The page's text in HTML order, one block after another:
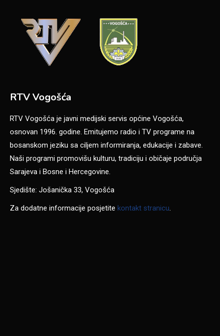
RTV Vogošća
RTV Vogošća je javni medijski servis općine Vogošća,
osnovan 1996. godine. Emitujemo radio i TV programe na
bosanskom jeziku sa ciljem informiranja, edukacije i zabave.
Naši programi promovišu kulturu, tradiciju i običaje područja
Sarajeva i Bosne i Hercegovine.
Sjedište: Jošanička 33, Vogošća
Za dodatne informacije posjetite kontakt stranicu.